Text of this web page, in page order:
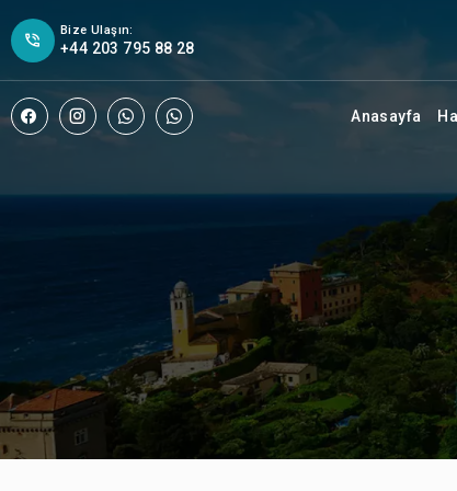
Bize Ulaşın:
+44 203 795 88 28
Anasayfa